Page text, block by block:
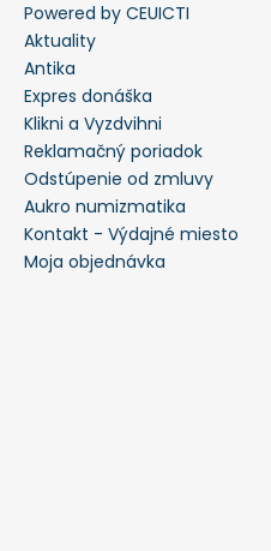
Powered by CEUICTI
Aktuality
Antika
Expres donáška
Klikni a Vyzdvihni
Reklamačný poriadok
Odstúpenie od zmluvy
Aukro numizmatika
Kontakt - Výdajné miesto
Moja objednávka